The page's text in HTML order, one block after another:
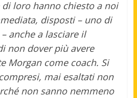
loro hanno chiesto a noi
disposti – uno di
anche a lasciare il
non dover più avere
Morgan come coach. Si
mai esaltati non
non sanno nemmeno